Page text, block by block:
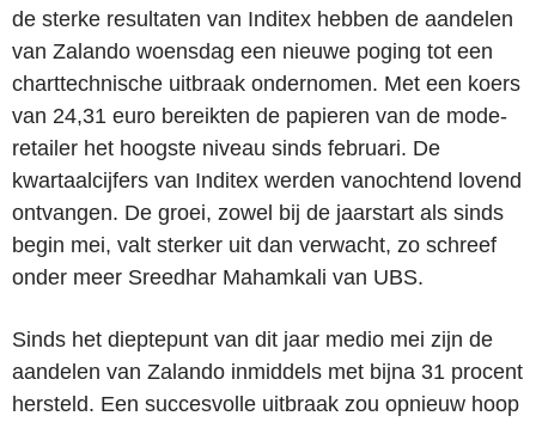
de sterke resultaten van Inditex hebben de aandelen
van Zalando woensdag een nieuwe poging tot een
charttechnische uitbraak ondernomen. Met een koers
van 24,31 euro bereikten de papieren van de mode-
retailer het hoogste niveau sinds februari. De
kwartaalcijfers van Inditex werden vanochtend lovend
ontvangen. De groei, zowel bij de jaarstart als sinds
begin mei, valt sterker uit dan verwacht, zo schreef
onder meer Sreedhar Mahamkali van UBS.
Sinds het dieptepunt van dit jaar medio mei zijn de
aandelen van Zalando inmiddels met bijna 31 procent
hersteld. Een succesvolle uitbraak zou opnieuw hoop